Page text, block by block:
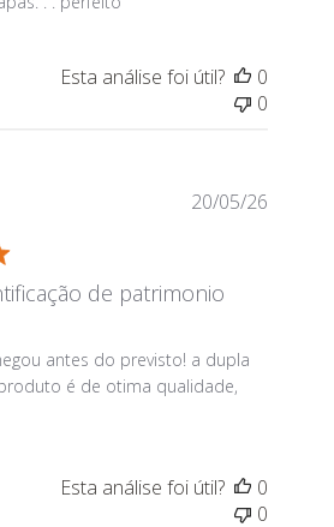
Esta análise foi útil?
0
0
de patrimonio
antes do previsto! a dupla
é de otima qualidade,
review content Boa qualidade,
20/05/26
Esta análise foi útil?
0
0